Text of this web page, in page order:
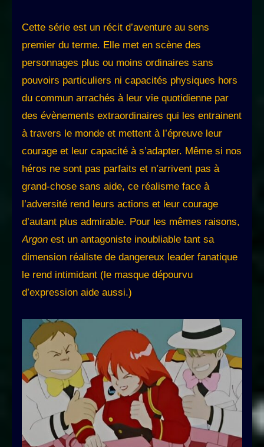
Cette série est un récit d’aventure au sens
premier du terme. Elle met en scène des
personnages plus ou moins ordinaires sans
pouvoirs particuliers ni capacités physiques hors
du commun arrachés à leur vie quotidienne par
des évènements extraordinaires qui les entrainent
à travers le monde et mettent à l’épreuve leur
courage et leur capacité à s’adapter. Même si nos
héros ne sont pas parfaits et n’arrivent pas à
grand-chose sans aide, ce réalisme face à
l’adversité rend leurs actions et leur courage
d’autant plus admirable. Pour les mêmes raisons,
Argon est un antagoniste inoubliable tant sa
dimension réaliste de dangereux leader fanatique
le rend intimidant (le masque dépourvu
d’expression aide aussi.)